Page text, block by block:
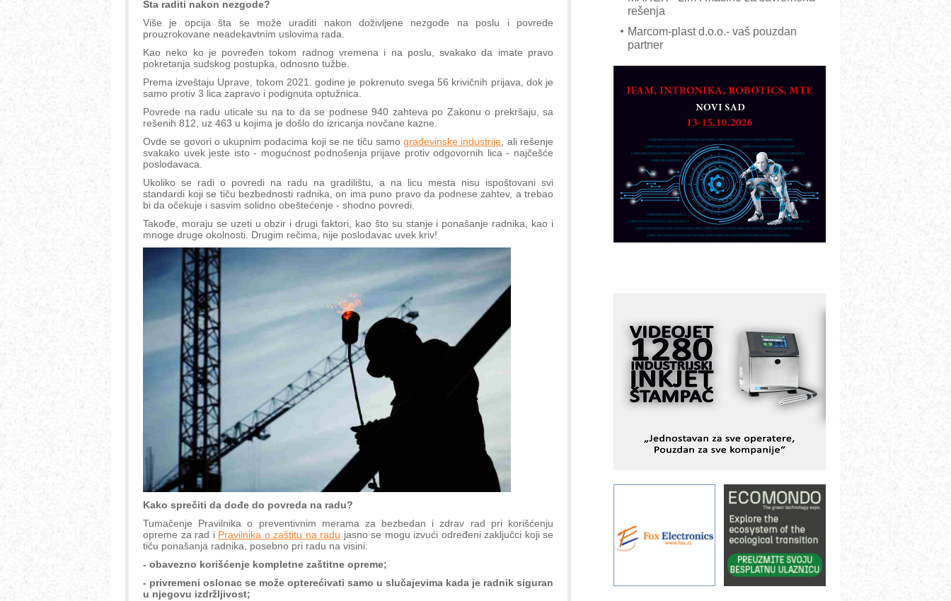
Šta raditi nakon nezgode?
Više je opcija šta se može uraditi nakon doživljene nezgode na poslu i povrede
prouzrokovane neadekavtnim uslovima rada.
Kao neko ko je povređen tokom radnog vremena i na poslu, svakako da imate pravo
pokretanja sudskog postupka, odnosno tužbe.
Prema izveštaju Uprave, tokom 2021. godine je pokrenuto svega 56 krivičnih prijava, dok je
samo protiv 3 lica zapravo i podignuta optužnica.
Povrede na radu uticale su na to da se podnese 940 zahteva po Zakonu o prekršaju, sa
rešenih 812, uz 463 u kojima je došlo do izricanja novčane kazne.
Ovde se govori o ukupnim podacima koji se ne tiču samograđevinske industrije, ali rešenje
svakako uvek jeste isto - mogućnost podnošenja prijave protiv odgovornih lica - najčešće
poslodavaca.
Ukoliko se radi o povredi na radu na gradilištu, a na licu mesta nisu ispoštovani svi
standardi koji se tiču bezbednosti radnika, on ima puno pravo da podnese zahtev, a trebao
bi da očekuje i sasvim solidno obeštećenje - shodno povredi.
Takođe, moraju se uzeti u obzir i drugi faktori, kao što su stanje i ponašanje radnika, kao i
mnoge druge okolnosti. Drugim rečima, nije poslodavac uvek kriv!
Kako sprečiti da dođe do povreda na radu?
Tumačenje Pravilnika o preventivnim merama za bezbedan i zdrav rad pri korišćenju
opreme za rad i Pravilnika o zaštitu na radu jasno se mogu izvući određeni zaključci koji se
tiču ponašanja radnika, posebno pri radu na visini:
- obavezno korišćenje kompletne zaštitne opreme;
- privremeni oslonac se može opterećivati samo u slučajevima kada je radnik siguran
u njegovu izdržljivost;
rešenja
Marcom-plast d.o.o.- vaš pouzdan
partner
CTO - Prilagodite svoju toplinsku
Razvoj asortimanskog pravca MINI-
PLC AKYTEC
dostupan u Srbiji
MOTOMAN – NEXT-Robotika vođena
veštačkom inteligencijom
I.SAFE MOBILE revolucioniše
industrijsku automatizaciju
pionirskimmobile operator PANEL-OM
Alba d.o.o. – 35 godina preciznosti u
metrologiji i pametnim dozirnim
rešenjima
IBeRTIM - oprema za ispitivanje
kontrole kvaliteta
sistema
YAMADA pumpe – japanska
Filtration Group Industrial – Napredna
rešenja za filtraciju u hidrauličkim i
procesnim sistemima
Art Utopia Studio – vizuelne priče
industrije i biznisa
RILINEX kompanije Rittal